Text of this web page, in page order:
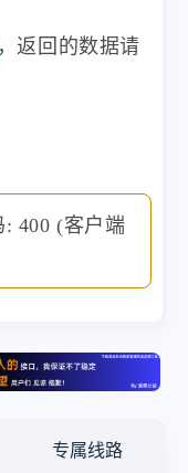
，返回的数据请
400 (客户端
专属线路